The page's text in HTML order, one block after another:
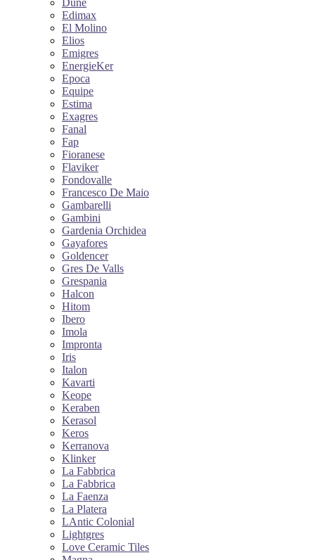
Dune
Edimax
El Molino
Elios
Emigres
EnergieKer
Epoca
Equipe
Estima
Exagres
Fanal
Fap
Fioranese
Flaviker
Fondovalle
Francesco De Maio
Gambarelli
Gambini
Gardenia Orchidea
Gayafores
Goldencer
Gres De Valls
Grespania
Halcon
Hitom
Ibero
Imola
Impronta
Iris
Italon
Kavarti
Keope
Keraben
Kerasol
Keros
Kerranova
Klinker
La Fabbrica
La Fabbrica
La Faenza
La Platera
LAntic Colonial
Lightgres
Love Ceramic Tiles